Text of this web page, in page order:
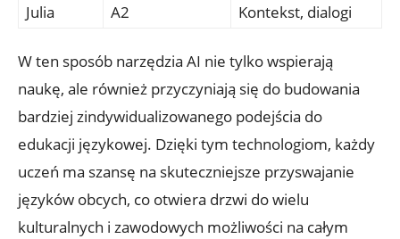
Julia
A2 Kontekst, dialogi
W‌ ten sposób narzędzia AI nie tylko wspierają
naukę, ale ⁣również przyczyniają ⁣się⁤ do⁤ budowania
bardziej⁤ zindywidualizowanego podejścia ⁤do⁤
edukacji językowej. Dzięki ‌tym⁤ technologiom, każdy
uczeń ‌ma szansę na skuteczniejsze przyswajanie
języków obcych, co otwiera ⁣drzwi do ⁤wielu‌
kulturalnych​ i ⁢zawodowych możliwości ⁤na całym